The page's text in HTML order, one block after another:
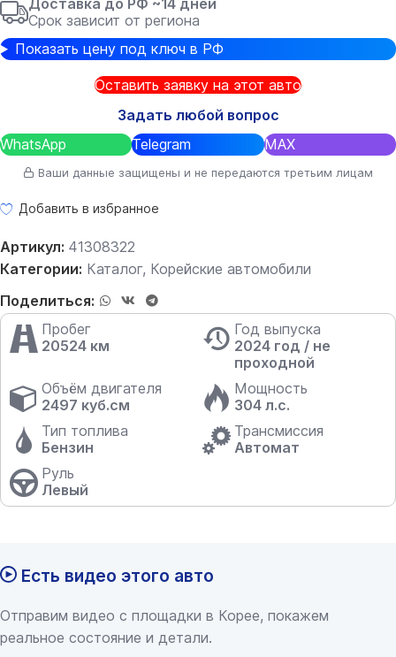
Доставка до РФ ~14 дней
Срок зависит от региона
Показать цену под ключ в РФ
Оставить заявку на этот авто
Задать любой вопрос
WhatsApp
Telegram MAX
Ваши данные защищены и не передаются третьим лицам
Добавить в избранное
Артикул: 41308322
Категории: Каталог, Корейские автомобили
Поделиться:
Пробег
20524 км
Год выпуска
2024 год / не
проходной
Объём двигателя
2497 куб.см
Мощность
304 л.с.
Тип топлива
Бензин
Трансмиссия
Автомат
Руль
Левый
Есть видео этого авто
Отправим видео с площадки в Корее, покажем
реальное состояние и детали.